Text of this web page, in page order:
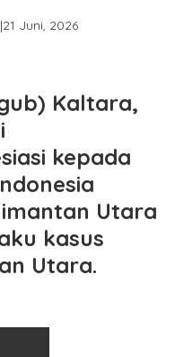
|21 Juni, 2026
Kaltara,
kepada
Utara
kasus
Utara.